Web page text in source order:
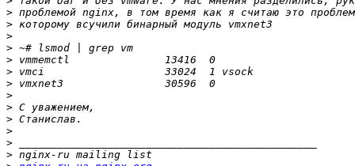
>
>
>
>
>
>
>
>
>
>
>
>
>